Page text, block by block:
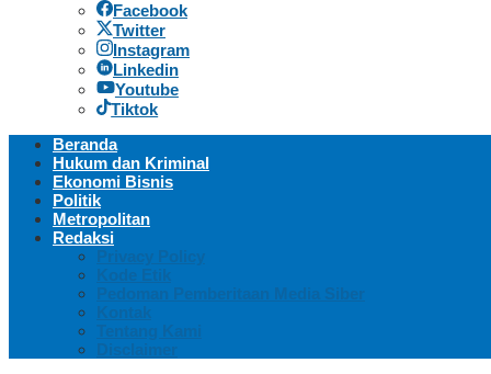
Facebook
Twitter
Instagram
Linkedin
Youtube
Tiktok
Beranda
Hukum dan Kriminal
Ekonomi Bisnis
Politik
Metropolitan
Redaksi
Privacy Policy
Kode Etik
Pedoman Pemberitaan Media Siber
Kontak
Tentang Kami
Disclaimer